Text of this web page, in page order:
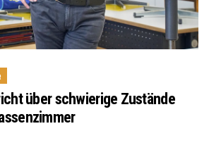
über schwierige Zustände